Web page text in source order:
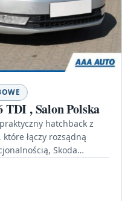
TDI , Salon Polska
hatchback z
łączy rozsądną
Skoda